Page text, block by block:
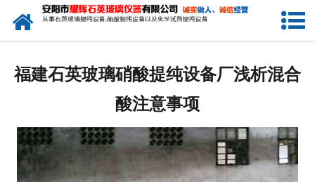
网站首页
产品中心
生产设备
福建石英玻璃硝酸提纯设备厂浅析混合
酸注意事项